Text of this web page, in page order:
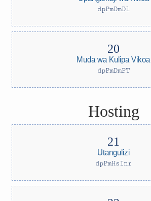
dpPmDmDl
Muda wa Kulipa Vikoa
dpPmDmPT
Hosting
Utangulizi
dpPmHsInr